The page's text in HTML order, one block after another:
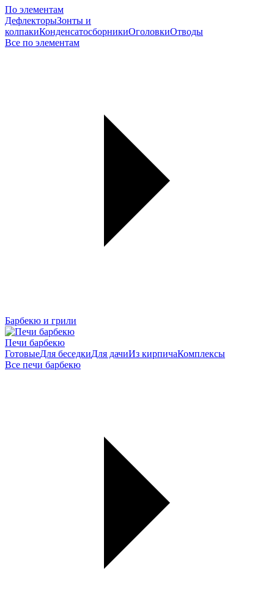
По элементам
ДефлекторыЗонты и
колпакиКонденсатосборникиОголовкиОтводы
Все по элементам
Барбекю и грили
Печи барбекю
ГотовыеДля беседкиДля дачиИз кирпичаКомплексы
Все печи барбекю